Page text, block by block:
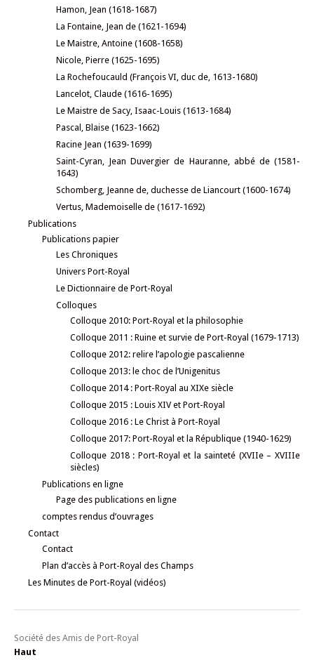
Hamon, Jean (1618-1687)
La Fontaine, Jean de (1621-1694)
Le Maistre, Antoine (1608-1658)
Nicole, Pierre (1625-1695)
La Rochefoucauld (François VI, duc de, 1613-1680)
Lancelot, Claude (1616-1695)
Le Maistre de Sacy, Isaac-Louis (1613-1684)
Pascal, Blaise (1623-1662)
Racine Jean (1639-1699)
Saint-Cyran, Jean Duvergier de Hauranne, abbé de (1581-
1643)
Schomberg, Jeanne de, duchesse de Liancourt (1600-1674)
Vertus, Mademoiselle de (1617-1692)
Publications
Publications papier
Les Chroniques
Univers Port-Royal
Le Dictionnaire de Port-Royal
Colloques
Colloque 2010: Port-Royal et la philosophie
Colloque 2011 : Ruine et survie de Port-Royal (1679-1713)
Colloque 2012: relire l’apologie pascalienne
Colloque 2013: le choc de l’Unigenitus
Colloque 2014 : Port-Royal au XIXe siècle
Colloque 2015 : Louis XIV et Port-Royal
Colloque 2016 : Le Christ à Port-Royal
Colloque 2017: Port-Royal et la République (1940-1629)
Colloque 2018 : Port-Royal et la sainteté (XVIIe – XVIIIe
siècles)
Publications en ligne
Page des publications en ligne
comptes rendus d’ouvrages
Contact
Contact
Plan d’accès à Port-Royal des Champs
Les Minutes de Port-Royal (vidéos)
Société des Amis de Port-Royal
Haut